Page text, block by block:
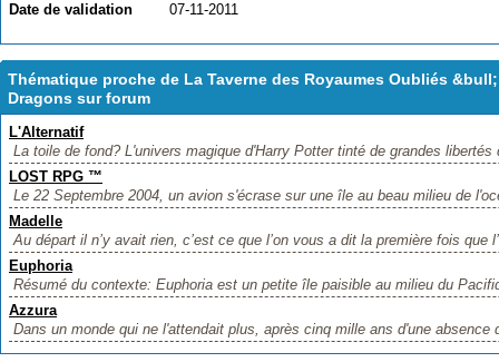
Date de validation
07-11-2011
Thématique proche de La Taverne des Royaumes Oubliés
Dragons sur forum
L'Alternatif
La toile de fond? L'univers magique d'Harry Potter tinté de grandes
LOST RPG ™
Le 22 Septembre 2004, un avion s'écrase sur une île au beau milieu de
Madelle
Au départ il n’y avait rien, c’est ce que l’on vous a dit la première fois que
Euphoria
Résumé du contexte: Euphoria est un petite île paisible au milieu du
Azzura
Dans un monde qui ne l'attendait plus, après cinq mille ans d'une absence